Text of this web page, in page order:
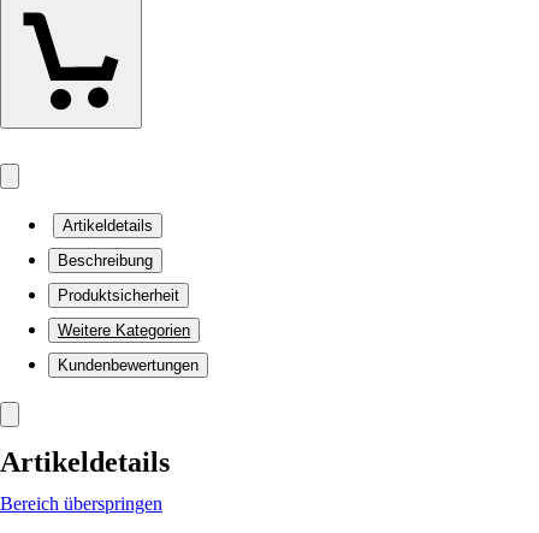
Artikeldetails
Beschreibung
Produktsicherheit
Weitere Kategorien
Kundenbewertungen
Artikeldetails
Bereich überspringen